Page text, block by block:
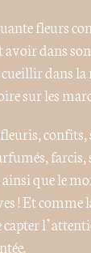
fleurs
avoir dans
dans la
sur les
confits,
que le
! Et